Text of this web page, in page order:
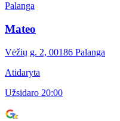
Palanga
Mateo
Vėžių g. 2, 00186 Palanga
Atidaryta
Užsidaro 20:00